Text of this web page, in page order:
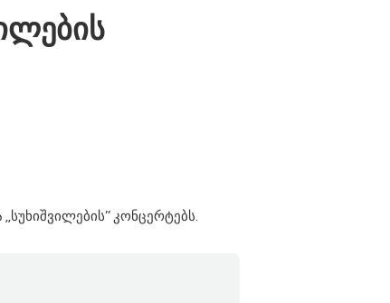
კონცერტებს.